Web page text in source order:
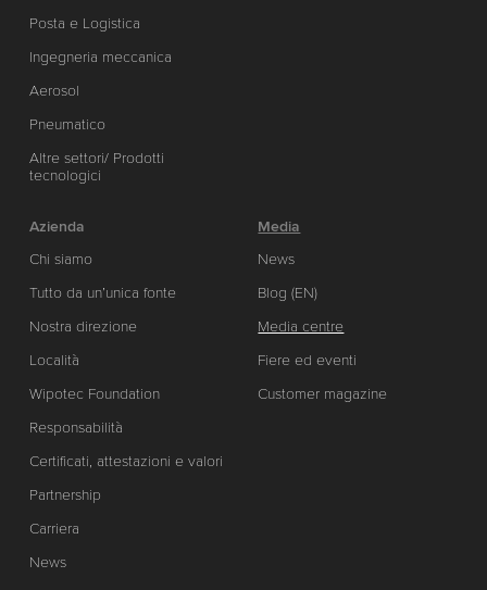
Posta e Logistica
Ingegneria meccanica
Aerosol
Pneumatico
Altre settori/ Prodotti
tecnologici
Azienda
Chi siamo
Tutto da un’unica fonte
Nostra direzione
Località
Wipotec Foundation
Responsabilità
Certificati, attestazioni e valori
Partnership
Carriera
News
Media
News
Blog (EN)
Media centre
Fiere ed eventi
Customer magazine